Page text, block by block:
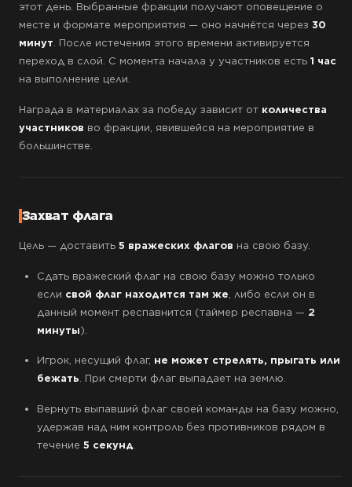
этот день. Выбранные фракции получают оповещение о
месте и формате мероприятия — оно начнётся через 30
минут. После истечения этого времени активируется
переход в слой. С момента начала у участников есть 1 час
на выполнение цели.
Награда в материалах за победу зависит от количества
участников во фракции, явившейся на мероприятие в
большинстве.
Захват флага
Цель — доставить 5 вражеских флагов на свою базу.
Сдать вражеский флаг на свою базу можно только
если свой флаг находится там же , либо если он в
данный момент респавнится (таймер респавна — 2
минуты).
Игрок, несущий флаг, не может стрелять, прыгать или
бежать. При смерти флаг выпадает на землю.
Вернуть выпавший флаг своей команды на базу можно,
удержав над ним контроль без противников рядом в
течение 5 секунд